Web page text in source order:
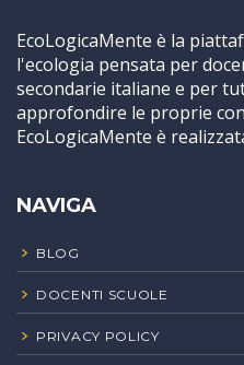
EcoLogicaMente è la
l'ecologia pensata per
secondarie italiane e per
approfondire le proprie
EcoLogicaMente è
NAVIGA
BLOG
DOCENTI SCUOLE
PRIVACY POLICY